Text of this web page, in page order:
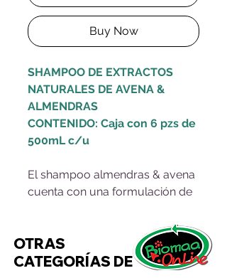
Buy Now
SHAMPOO DE EXTRACTOS
NATURALES DE AVENA &
ALMENDRAS
CONTENIDO: Caja con 6 pzs de
500mL c/u
El shampoo almendras & avena
cuenta con una formulación de
dos principios angulares que
son el aceite de almendras y el
extracto de avena, por lo que es
OTRAS
CATEGORÍAS DE